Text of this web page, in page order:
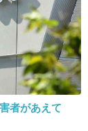
-1
がみんな
者があえて